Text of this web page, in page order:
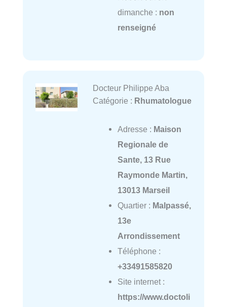
dimanche : non
renseigné
Docteur Philippe Aba
Catégorie : Rhumatologue
Adresse : Maison
Regionale de
Sante, 13 Rue
Raymonde Martin,
13013 Marseil
Quartier : Malpassé,
13e
Arrondissement
Téléphone :
+33491585820
Site internet :
https://www.doctoli